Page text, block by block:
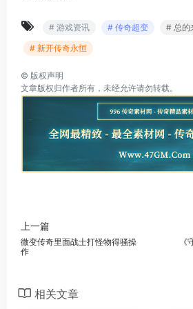
# 游戏资讯 # 传奇超变
# 总的
# 新开传奇永恒
© 版权声明
文章版权归作者所有，未经允许请勿转载。
上一篇
微变传奇里面战士打怪物得骚操
作
相关文章